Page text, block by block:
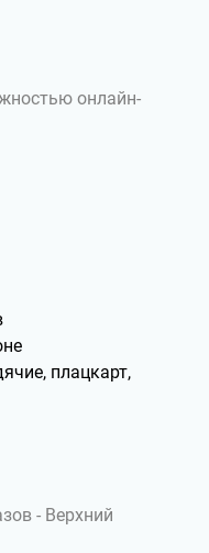
онлайн-
плацкарт,
- Верхний